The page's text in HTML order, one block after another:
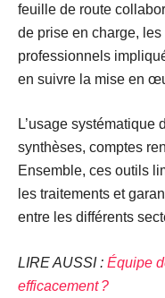
feuille de route
de prise en charge,
professionnels
en suivre la mise en
L’usage systématique
synthèses, comptes
Ensemble, ces outils
les traitements et
entre les différents
LIRE AUSSI : Équipe
efficacement ?